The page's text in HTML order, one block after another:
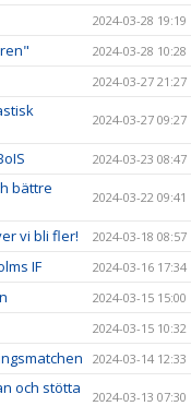
2024-03-28 19:19
2024-03-28 10:28
2024-03-27 21:27
2024-03-27 09:27
2024-03-23 08:47
bättre
2024-03-22 09:41
vi bli fler! 2024-03-18 08:57
IF 2024-03-16 17:34
2024-03-15 15:00
2024-03-15 10:32
2024-03-14 12:33
och stötta
2024-03-13 07:30